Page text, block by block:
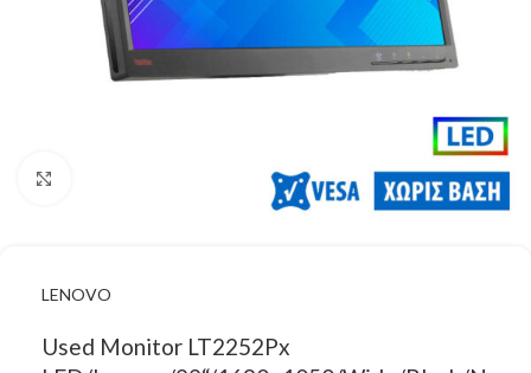
LENOVO
Used Monitor LT2252Px